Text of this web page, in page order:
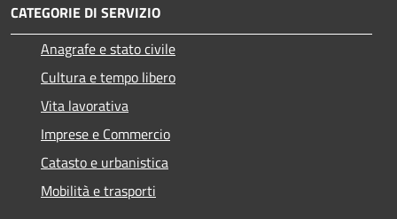
CATEGORIE DI SERVIZIO
Anagrafe e stato civile
Cultura e tempo libero
Vita lavorativa
Imprese e Commercio
Catasto e urbanistica
Mobilità e trasporti